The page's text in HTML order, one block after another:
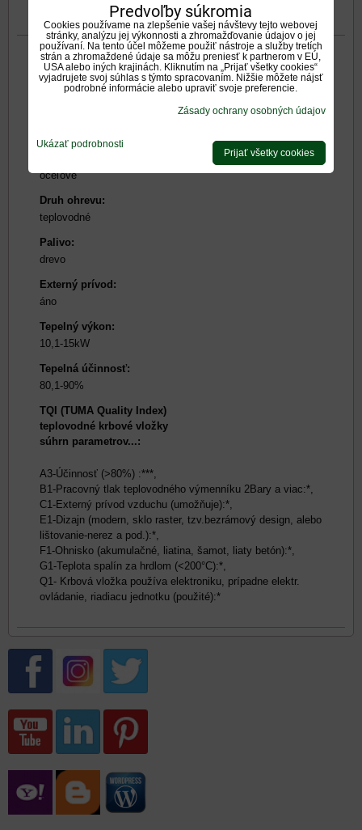
Diskusia 0 Otázka k produktu
Otváranie dvierok:
bočné
oceľové
Druh ohrevu:
teplovodné
Palivo:
drevo
Externý prívod:
áno
Tepelný výkon:
10,1-15kW
Tepelná účinnosť:
80,1-90%
TQI (TUMA Quality Index)
teplovodné krbové vložky
súhrn parametrov...:
A3-Účinnosť (>80%) :***,
B1-Pracovný tlak teplovodného výmenníku 2Bary a viac:*,
C1-Externý prívod vzduchu (umožňuje):*,
E1-Dizajn (modern, sklo raster, tzv.bezrámový design, alebo
lištovanie-nerez a pod.):*,
F1-Ohnisko (akumulačné, liatina, šamot, liaty betón):*,
G1-Teplota spalín za hrdlom (<200°C):*,
Q1- Krbová vložka používa elektroniku, prípadne elektr.
ovládanie, riadiacu jednotku (použité):*
Predvoľby súkromia
Cookies používame na zlepšenie vašej návštevy tejto webovej
stránky, analýzu jej výkonnosti a zhromažďovanie údajov o jej
používaní. Na tento účel môžeme použiť nástroje a služby tretích
strán a zhromaždené údaje sa môžu preniesť k partnerom v EÚ,
USA alebo iných krajinách. Kliknutím na „Prijať všetky cookies“
vyjadrujete svoj súhlas s týmto spracovaním. Nižšie môžete nájsť
podrobné informácie alebo upraviť svoje preferencie.
Zásady ochrany osobných údajov
Ukázať podrobnosti
Prijať všetky cookies